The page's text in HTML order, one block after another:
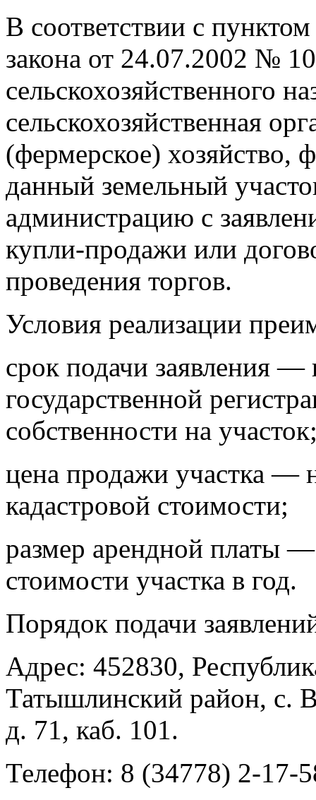
В соответствии с
закона от 24.07.2002 №
сельскохозяйственного
сельскохозяйственная
(фермерское) хозяйство,
данный земельный
администрацию с
купли‑продажи или
проведения торгов.
Условия реализации
срок подачи заявления —
государственной
собственности на
цена продажи участка —
кадастровой стоимости;
размер арендной платы
стоимости участка в год.
Порядок подачи
Адрес: 452830,
Татышлинский район, с.
д. 71, каб. 101.
Телефон: 8 (34778)